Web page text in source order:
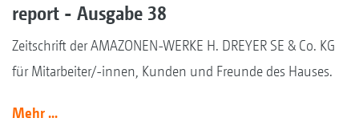
report - Ausgabe 38
Zeitschrift der AMAZONEN-WERKE H. DREYER SE & Co. KG
für Mitarbeiter/-innen, Kunden und Freunde des Hauses.
Mehr ...